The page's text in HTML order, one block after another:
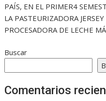
PAÍS, EN EL PRIMER4
LA PASTEURIZADORA
PROCESADORA DE LECHE
Buscar
Comentarios